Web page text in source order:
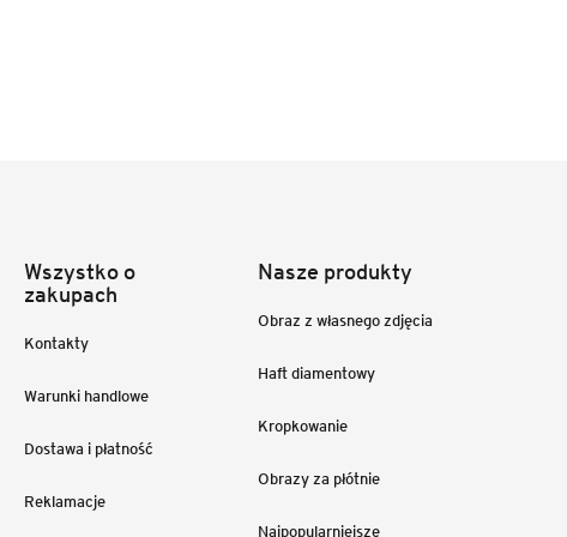
Wszystko o
zakupach
Kontakty
Warunki handlowe
Dostawa i płatność
Reklamacje
Nasze produkty
Obraz z własnego zdjęcia
Haft diamentowy
Kropkowanie
Obrazy za płótnie
Najpopularniejsze